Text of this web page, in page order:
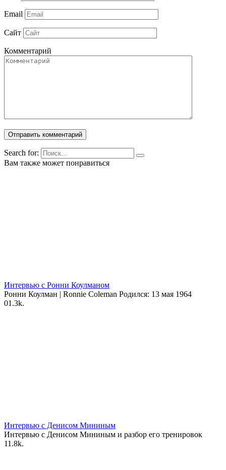
Email
Сайт
Комментарий
Search for:
Вам также может понравиться
Интервью с Ронни Коулманом
Ронни Коулман | Ronnie Coleman Родился: 13 мая 1964
01.3k.
Интервью с Денисом Мининым
Интервью с Денисом Мининым и разбор его тренировок
11.8k.